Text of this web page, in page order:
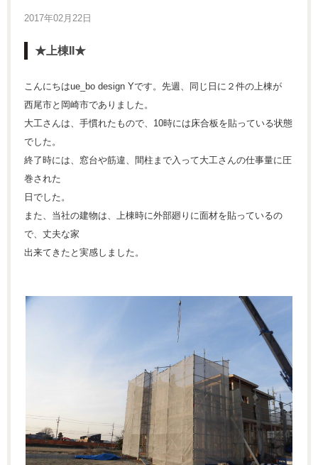
2017年02月22日
★上棟II★
こんにちはue_bo design Yです。先週、同じ日に２件の上棟が
西尾市と岡崎市でありました。
大工さんは、手慣れたもので、10時には床合板を貼っている状態
でした。
終了時には、窓台や筋違、間柱まで入って大工さんの仕事量に圧
巻された
日でした。
また、当社の建物は、上棟時に外部廻りに面材を貼っているの
で、丈夫な家
出来てきたと実感しました。